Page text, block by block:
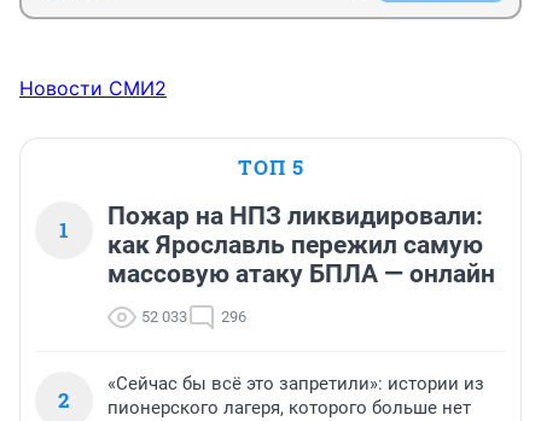
Новости СМИ2
ТОП 5
1
Пожар на НПЗ ликвидировали:
как Ярославль пережил самую
массовую атаку БПЛА — онлайн
52 033 296
2
«Сейчас бы всё это запретили»: истории из
пионерского лагеря, которого больше нет